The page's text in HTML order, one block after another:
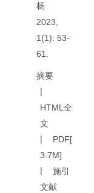
杨
2023,
1(1): 53-
61.
摘要
HTML全
文
PDF[
3.7M]
施引
文献